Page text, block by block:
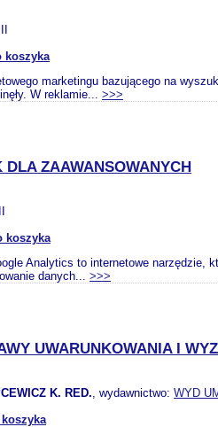
koszyka
marketingu bazującego na
W reklamie... >>>
ZAAWANSOWANYCH
koszyka
Analytics to internetowe narzędzie,
danych... >>>
UWARUNKOWANIA I
K. RED., wydawnictwo: WYD